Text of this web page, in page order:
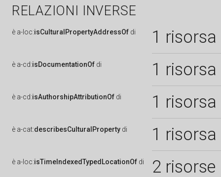
RELAZIONI INVERSE
è a-loc:isCulturalPropertyAddressOf di 1 risorsa
è a-cd:isDocumentationOf di 1 risorsa
è a-cd:isAuthorshipAttributionOf di 1 risorsa
è a-cat:describesCulturalProperty di 1 risorsa
è a-loc:isTimeIndexedTypedLocationOf di 2 risorse